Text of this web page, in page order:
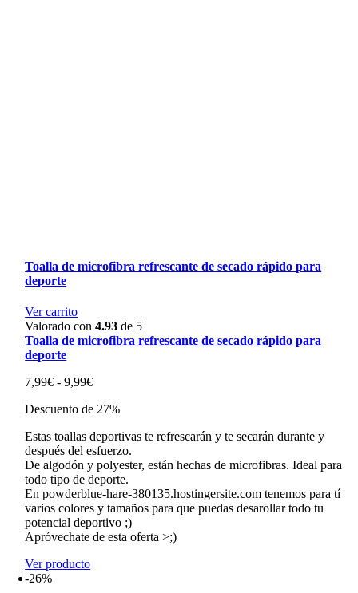
Toalla de microfibra refrescante de secado rápido para
deporte
Ver carrito
Valorado con4.93 de 5
Toalla de microfibra refrescante de secado rápido para
deporte
7,99€ - 9,99€Rango
precios:
7,99€
hasta
9,99€
Descuento de 27%
Estas toallas deportivas te refrescarán y te secarán durante y
después del esfuerzo.
De algodón y polyester, están hechas de microfibras. Ideal para
todo tipo de deporte.
En powderblue-hare-380135.hostingersite.com tenemos para tí
varios colores y tamaños para que puedas desarollar todo tu
potencial deportivo ;)
Apróvechate de esta oferta >;)
Ver producto
-26%